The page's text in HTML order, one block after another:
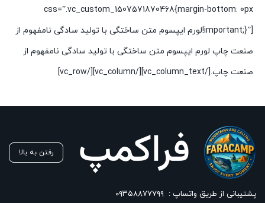
css=”.vc_custom_1507571870468{margin-bottom: 0px
!important;}”]لورم ایپسوم متن ساختگی با تولید سادگی نامفهوم از
صنعت چاپ لورم ایپسوم متن ساختگی با تولید سادگی نامفهوم از
صنعت چاپ.[/vc_column_text][/vc_column][/vc_row]
رفتن به بالا
پشتیبانی از طریق واتساپ : ۰۹۳۵۸۸۷۷۷۹۹